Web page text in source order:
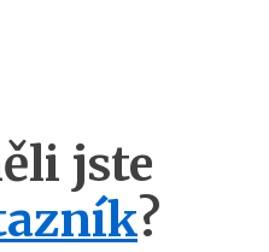
jste
?